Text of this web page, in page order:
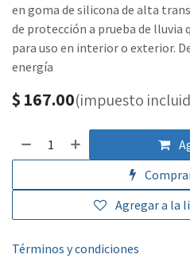
en goma de silicona de alta
de protección a prueba de lluvia
para uso en interior o exterior.
energía
$ 167.00(impuesto
Agregar a la
Términos y condiciones